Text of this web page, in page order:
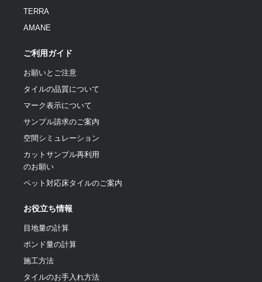
TERRA
AMANE
ご利用ガイド
お願いとご注意
タイルの品質について
マーク表示について
サンプル請求のご案内
空間シミュレーション
カットサンプル再利用
のお願い
ペット対応床タイルのご案内
お役立ち情報
目地量の計算
ポンド量の計算
施工方法
タイルのお手入れ方法